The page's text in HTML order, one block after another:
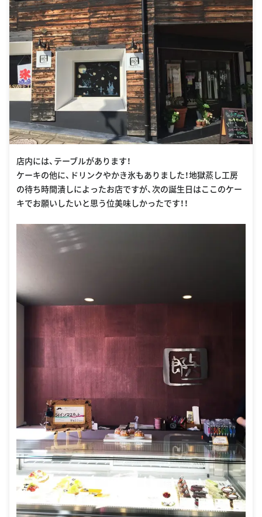
店内には、テーブルがあります！
ケーキの他に、ドリンクやかき氷もありました！地獄蒸し工房
の待ち時間潰しによったお店ですが、次の誕生日はここのケー
キでお願いしたいと思う位美味しかったです！！